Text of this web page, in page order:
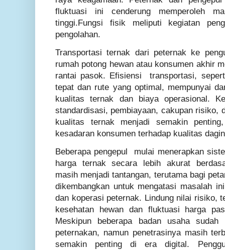
fluktuasi ini cenderung memperoleh
tinggi.Fungsi fisik meliputi kegiatan
pengolahan.
Transportasi ternak dari peternak ke
rumah potong hewan atau konsumen akhir
rantai pasok. Efisiensi transportasi,
tepat dan rute yang optimal, mempunyai
kualitas ternak dan biaya operasional.
standardisasi, pembiayaan, cakupan risiko,
kualitas ternak menjadi semakin
kesadaran konsumen terhadap kualitas
Beberapa pengepul mulai menerapkan
harga ternak secara lebih akurat
masih menjadi tantangan, terutama bagi
dikembangkan untuk mengatasi masalah
dan koperasi peternak. Lindung nilai risiko,
kesehatan hewan dan fluktuasi harga
Meskipun beberapa badan usaha sudah
peternakan, namun penetrasinya masih
semakin penting di era digital.